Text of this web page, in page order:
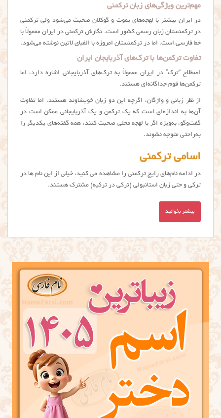
مهم‌ترین ویژگی‌های زبان ترکمنی
در ایران بیشتر با لهجه‌های یموت و گوکلان صحبت می‌شود ولی ترکمنی
در ترکمنستان زبان رسمی کشور است. نگارش ترکمنی در ایران معمولاً با
خط فارسی است، اما در ترکمنستان امروزه با الفبای لاتین نوشته می‌شود.
تفاوت ترکمن‌ها با ترک‌های آذربایجان ایران
اصطلاح “ترک” در ایران معمولاً به ترک‌های آذربایجانی اشاره دارد، اما
ترکمن‌ها قوم جداگانه‌ای هستند.
از نظر زبانی و واژگان، اگرچه این دو زبان خویشاوند هستند، اما تفاوت
آن‌ها به اندازه‌ای است که یک ترکمن و یک آذربایجانی ممکن است در
گفت‌وگو، به‌ویژه اگر با لهجه محلی صحبت کنند، همه گفته‌های یکدیگر را
به‌راحتی متوجه نشوند.
اسامی ترکمنی
در ادامه نام‌های رایج ترکمنی را مشاهده می کنید، خیلی از این نام ها در
ترکی و حتی زبان استانبولی (ترکی در ترکیه) مشترک هستند.
بیشتر بخوانید